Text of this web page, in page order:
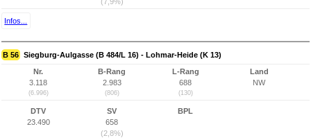
Infos...
B 56 Siegburg-Aulgasse (B 484/L 16) - Lohmar-Heide (K 13)
Nr.
3.118
(6.996)
B-Rang
2.983
(806)
L-Rang
688
(130)
Land
NW
DTV
23.490
SV
658
(2,8%)
BPL